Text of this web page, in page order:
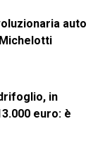
auto
in
euro: è